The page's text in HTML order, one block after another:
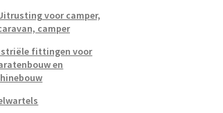
voor camper,
camper
fittingen voor
en